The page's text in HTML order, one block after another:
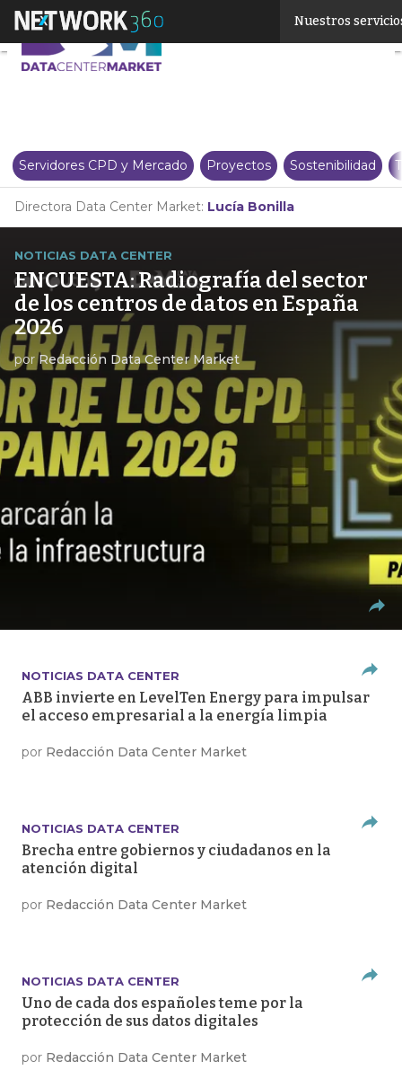
Nuestros
Servidores CPD y Mercado Proyectos Sostenibilidad
Directora Data Center Market: Lucía Bonilla
NOTICIAS DATA CENTER
ENCUESTA: Radiografía del sector
de los centros de datos en España
2026
porRedacción Data Center Market
NOTICIAS DATA CENTER
ABB invierte en LevelTen Energy para impulsar
el acceso empresarial a la energía limpia
por Redacción Data Center Market
NOTICIAS DATA CENTER
Brecha entre gobiernos y ciudadanos en la
atención digital
por Redacción Data Center Market
NOTICIAS DATA CENTER
Uno de cada dos españoles teme por la
protección de sus datos digitales
por Redacción Data Center Market